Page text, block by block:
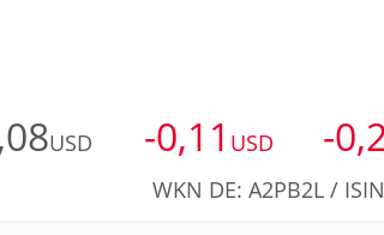
USD -0,11 USD -
WKN DE: A2PB2L /